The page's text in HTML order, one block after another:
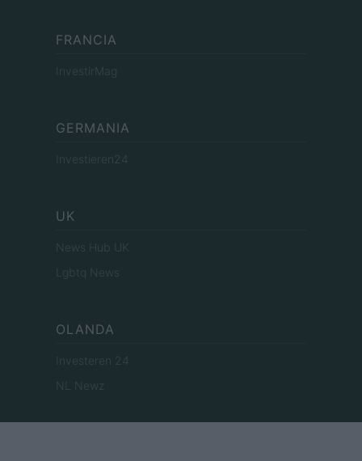
FRANCIA
InvestirMag
GERMANIA
Investieren24
UK
News Hub UK
Lgbtq News
OLANDA
Investeren 24
NL Newz